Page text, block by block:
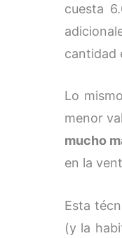
cuesta
cantidad
Lo
menor
mucho
en la
Esta
(y la